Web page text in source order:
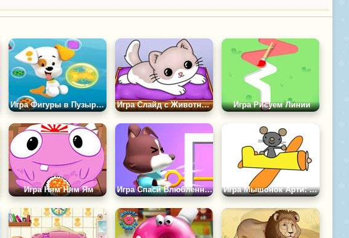
Игра Фигуры в Пузырьках Игра Слайд с Животными Игра Рисуем Линии
Игра Ням Ням Ям Игра Спаси Влюбленных Животных Игра Мышонок Арти: Раскраски